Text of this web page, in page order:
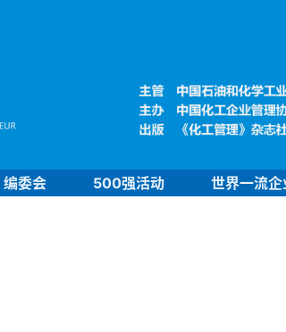
编委会 500强活动 世界一流